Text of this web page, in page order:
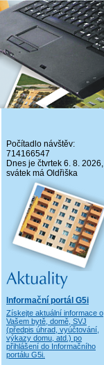
Počítadlo návštěv:
714166547
Dnes je čtvrtek 6. 8. 2026,
svátek má Oldřiška
Informační portál G5i
Získejte aktuální informace o
Vašem bytě, domě, SVJ
(předpis úhrad, vyúčtování,
výkazy domu, atd.) po
přihlášení do Informačního
portálu G5i.